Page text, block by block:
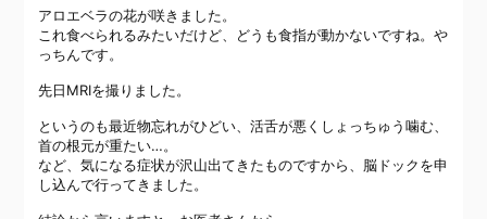
アロエベラの花が咲きました。
これ食べられるみたいだけど、どうも食指が動かないですね。や
っちんです。
先日MRIを撮りました。
というのも最近物忘れがひどい、活舌が悪くしょっちゅう噛む、
首の根元が重たい…。
など、気になる症状が沢山出てきたものですから、脳ドックを申
し込んで行ってきました。